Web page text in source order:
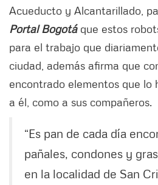
Acueducto y Alcantarillado,
Portal Bogotá que estos
para el trabajo que
ciudad, además afirma que
encontrado elementos que
a él, como a sus compañeros.
“Es pan de cada día
pañales, condones y
en la localidad de San